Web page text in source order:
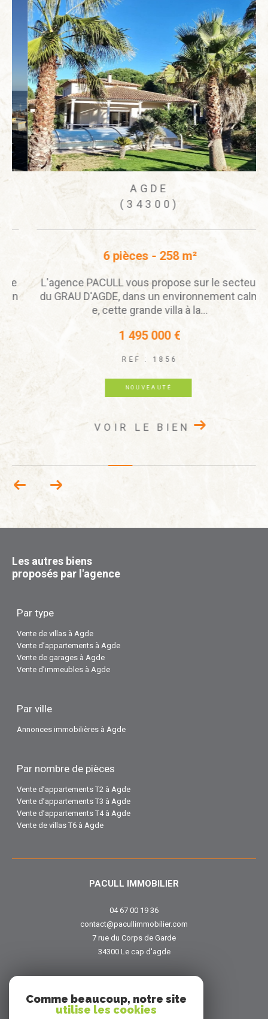
AGDE
(34300)
6 pièces - 258 m²
L'agence PACULL vous propose sur le secteur
du GRAU D'AGDE, dans un environnement calm
e, cette grande villa à la...
1 495 000 €
REF : 1856
NOUVEAUTÉ
VOIR LE BIEN
Les autres biens
proposés par l'agence
Par type
Vente de villas à Agde
Vente d’appartements à Agde
Vente de garages à Agde
Vente d’immeubles à Agde
Par ville
Annonces immobilières à Agde
Par nombre de pièces
Vente d’appartements T2 à Agde
Vente d’appartements T3 à Agde
Vente d’appartements T4 à Agde
Vente de villas T6 à Agde
PACULL IMMOBILIER
04 67 00 19 36
contact@pacullimmobilier.com
7 rue du Corps de Garde
34300
le cap d'agde
NOUS SUIVRE SUR
Comme beaucoup, notre site
utilise les cookies